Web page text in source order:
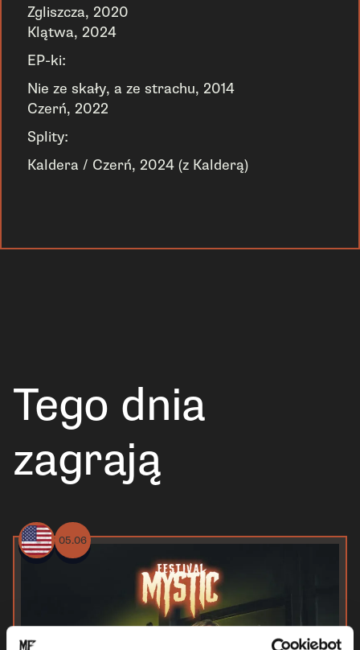
Zgliszcza, 2020
Klątwa, 2024
EP-ki:
Nie ze skały, a ze strachu, 2014
Czerń, 2022
Splity:
Kaldera / Czerń, 2024 (z Kalderą)
Tego dnia
zagrają
05.06